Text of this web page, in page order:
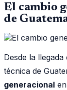
El cambio
de
Desde la
técnica de
generacional